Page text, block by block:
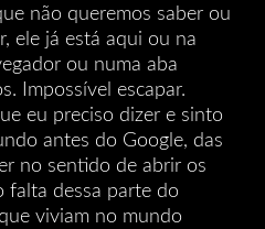
não queremos saber ou
ele já está aqui ou na
ou numa aba
Impossível escapar.
eu preciso dizer e sinto
antes do Google, das
no sentido de abrir os
falta dessa parte do
viviam no mundo